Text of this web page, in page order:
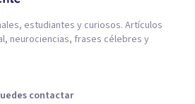
estudiantes y curiosos. Artículos
neurociencias, frases célebres y
contactar